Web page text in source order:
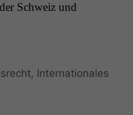
Schweiz und
, Internationales